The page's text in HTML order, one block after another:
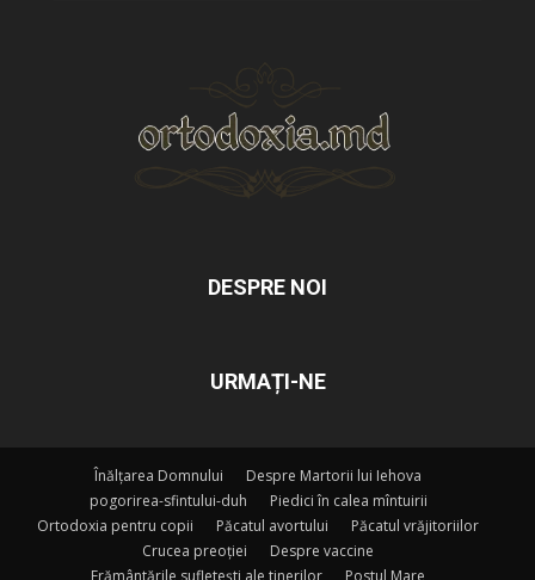
DESPRE NOI
URMAȚI-NE
Înălțarea Domnului
Despre Martorii lui Iehova
pogorirea-sfintului-duh
Piedici în calea mîntuirii
Ortodoxia pentru copii
Păcatul avortului
Păcatul vrăjitoriilor
Crucea preoției
Despre vaccine